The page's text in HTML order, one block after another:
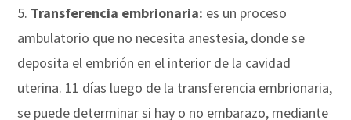
Transferencia embrionaria: es un proceso
ambulatorio que no necesita anestesia, donde se
deposita el embrión en el interior de la cavidad
uterina. 11 días luego de la transferencia embrionaria,
se puede determinar si hay o no embarazo, mediante